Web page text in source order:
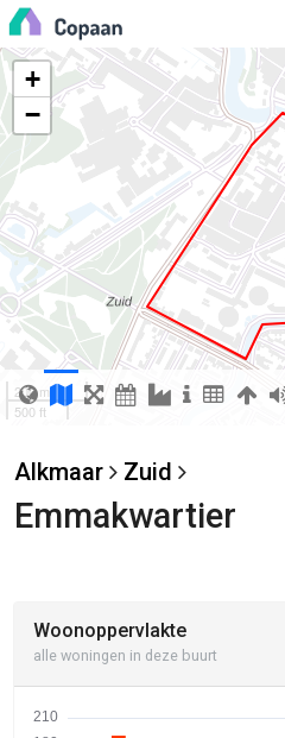
Alkmaar Zuid
Emmakwartier
Woonoppervlakte
alle woningen in deze buurt
+
−
200 m
500 ft